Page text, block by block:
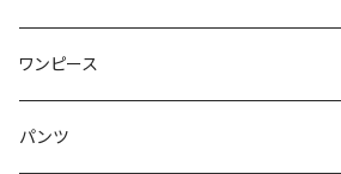
Tシャツ/カットソー
タンクトップ/キャミソール
ワンピース
ミニ/ショート
パンツ